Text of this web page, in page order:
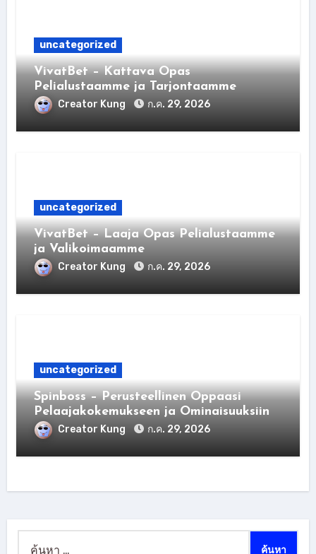
uncategorized
VivatBet – Kattava Opas
Pelialustaamme ja Tarjontaamme
Creator Kung ก.ค. 29, 2026
uncategorized
VivatBet – Laaja Opas Pelialustaamme
ja Valikoimaamme
Creator Kung ก.ค. 29, 2026
uncategorized
Spinboss – Perusteellinen Oppaasi
Pelaajakokemukseen ja Ominaisuuksiin
Creator Kung ก.ค. 29, 2026